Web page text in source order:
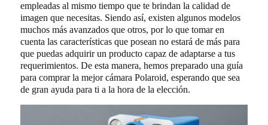
empleadas al mismo tiempo que te brindan la calidad de
imagen que necesitas. Siendo así, existen algunos modelos
muchos más avanzados que otros, por lo que tomar en
cuenta las características que posean no estará de más para
que puedas adquirir un producto capaz de adaptarse a tus
requerimientos. De esta manera, hemos preparado una guía
para comprar la mejor cámara Polaroid, esperando que sea
de gran ayuda para ti a la hora de la elección.